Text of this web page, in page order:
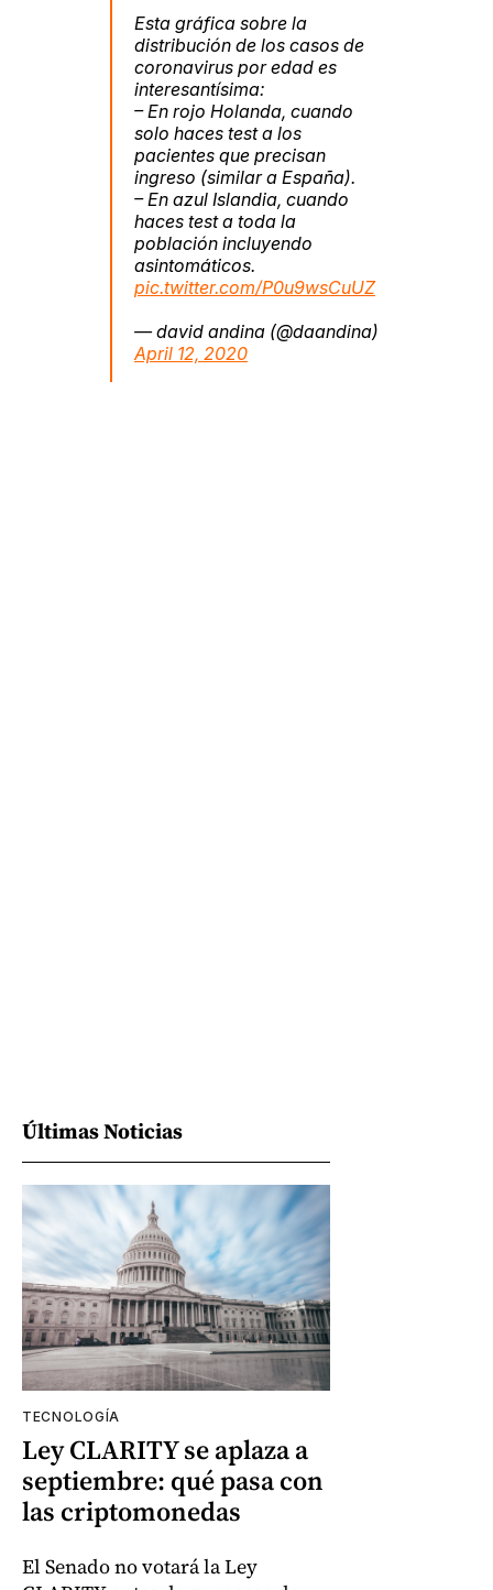
Esta gráfica sobre la
distribución de los casos de
coronavirus por edad es
interesantísima:
– En rojo Holanda, cuando
solo haces test a los
pacientes que precisan
ingreso (similar a España).
– En azul Islandia, cuando
haces test a toda la
población incluyendo
asintomáticos.
pic.twitter.com/P0u9wsCuUZ
— david andina (@daandina)
April 12, 2020
Últimas Noticias
TECNOLOGÍA
Ley CLARITY se aplaza a
septiembre: qué pasa con
las criptomonedas
El Senado no votará la Ley